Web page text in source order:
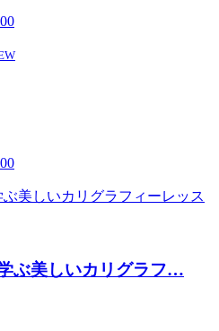
ぶ美しいカリグラフ…